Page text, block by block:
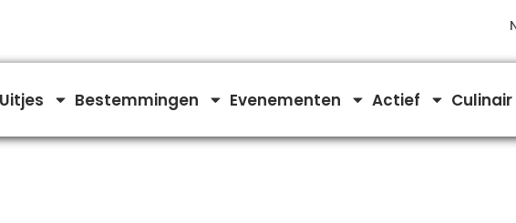
Uitjes Bestemmingen Evenementen Actief Culinair